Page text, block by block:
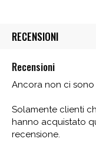
RECENSIONI
Recensioni
Ancora non ci sono
Solamente clienti
hanno acquistato
recensione.